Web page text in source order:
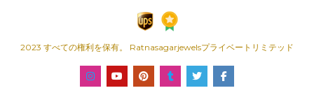
2023 すべての権利を保有。 Ratnasagarjewelsプライベートリミテッド